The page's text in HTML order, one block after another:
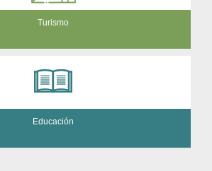
Turismo
Educación